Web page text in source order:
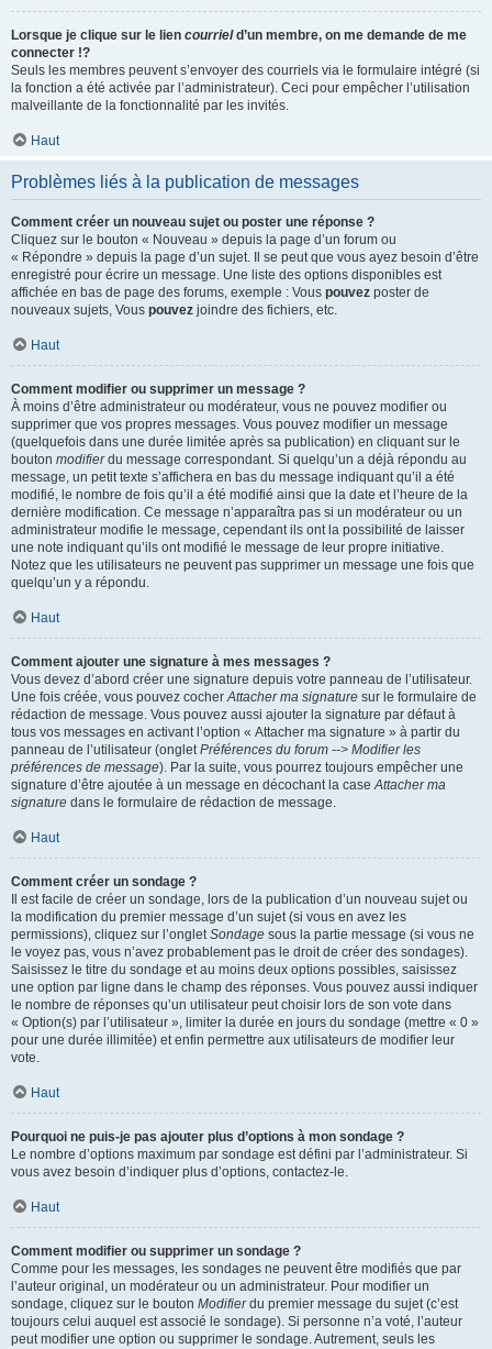
Lorsque je clique sur le lien courrield’un membre, on me demande de me
connecter !?
Seuls les membres peuvent s’envoyer des courriels via le formulaire intégré (si
la fonction a été activée par l’administrateur). Ceci pour empêcher l’utilisation
malveillante de la fonctionnalité par les invités.
Haut
Problèmes liés à la publication de messages
Comment créer un nouveau sujet ou poster une réponse ?
Cliquez sur le bouton « Nouveau » depuis la page d’un forum ou
« Répondre » depuis la page d’un sujet. Il se peut que vous ayez besoin d’être
enregistré pour écrire un message. Une liste des options disponibles est
affichée en bas de page des forums, exemple : Vous pouvez poster de
nouveaux sujets, Vous pouvez joindre des fichiers, etc.
Haut
Comment modifier ou supprimer un message ?
À moins d’être administrateur ou modérateur, vous ne pouvez modifier ou
supprimer que vos propres messages. Vous pouvez modifier un message
(quelquefois dans une durée limitée après sa publication) en cliquant sur le
bouton modifierdu message correspondant. Si quelqu’un a déjà répondu au
message, un petit texte s’affichera en bas du message indiquant qu’il a été
modifié, le nombre de fois qu’il a été modifié ainsi que la date et l’heure de la
dernière modification. Ce message n’apparaîtra pas si un modérateur ou un
administrateur modifie le message, cependant ils ont la possibilité de laisser
une note indiquant qu’ils ont modifié le message de leur propre initiative.
Notez que les utilisateurs ne peuvent pas supprimer un message une fois que
quelqu’un y a répondu.
Haut
Comment ajouter une signature à mes messages ?
Vous devez d’abord créer une signature depuis votre panneau de l’utilisateur.
Une fois créée, vous pouvez cocherAttacher ma signature sur le formulaire de
rédaction de message. Vous pouvez aussi ajouter la signature par défaut à
tous vos messages en activant l’option « Attacher ma signature » à partir du
panneau de l’utilisateur (ongletPréférences du forum --> Modifier les
préférences de message). Par la suite, vous pourrez toujours empêcher une
signature d’être ajoutée à un message en décochant la caseAttacher ma
signature dans le formulaire de rédaction de message.
Haut
Comment créer un sondage ?
Il est facile de créer un sondage, lors de la publication d’un nouveau sujet ou
la modification du premier message d’un sujet (si vous en avez les
permissions), cliquez sur l’ongletSondage sous la partie message (si vous ne
le voyez pas, vous n’avez probablement pas le droit de créer des sondages).
Saisissez le titre du sondage et au moins deux options possibles, saisissez
une option par ligne dans le champ des réponses. Vous pouvez aussi indiquer
le nombre de réponses qu’un utilisateur peut choisir lors de son vote dans
« Option(s) par l’utilisateur », limiter la durée en jours du sondage (mettre « 0 »
pour une durée illimitée) et enfin permettre aux utilisateurs de modifier leur
vote.
Haut
Pourquoi ne puis-je pas ajouter plus d’options à mon sondage ?
Le nombre d’options maximum par sondage est défini par l’administrateur. Si
vous avez besoin d’indiquer plus d’options, contactez-le.
Haut
Comment modifier ou supprimer un sondage ?
Comme pour les messages, les sondages ne peuvent être modifiés que par
l’auteur original, un modérateur ou un administrateur. Pour modifier un
sondage, cliquez sur le bouton Modifierdu premier message du sujet (c’est
toujours celui auquel est associé le sondage). Si personne n’a voté, l’auteur
peut modifier une option ou supprimer le sondage. Autrement, seuls les